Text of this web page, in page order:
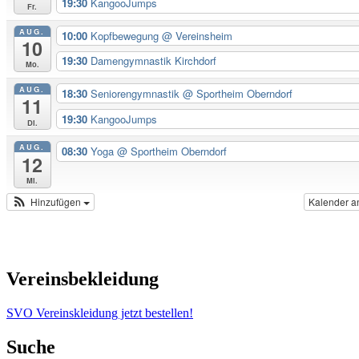
Fr.
AUG.
10
Mo.
10:00 Kopfbewegung @ Vereinsheim
19:30 Damengymnastik Kirchdorf
AUG.
11
Di.
18:30 Seniorengymnastik @ Sportheim Oberndorf
19:30 KangooJumps
AUG.
12
Mi.
08:30 Yoga @ Sportheim Oberndorf
Kalender
Hinzufügen
Vereinsbekleidung
SVO Vereinskleidung jetzt bestellen!
Suche